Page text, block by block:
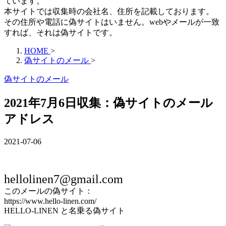
本サイトでは収集時の会社名、住所を記載しております。
その住所や電話に偽サイトはいません。webやメールが一致
すれば、それは偽サイトです。
HOME >
偽サイトのメール >
偽サイトのメール
2021年7月6日収集：偽サイトのメール
アドレス
2021-07-06
hellolinen7@gmail.com
このメールの偽サイト：
https://www.hello-linen.com/
HELLO-LINEN と名乗る偽サイト